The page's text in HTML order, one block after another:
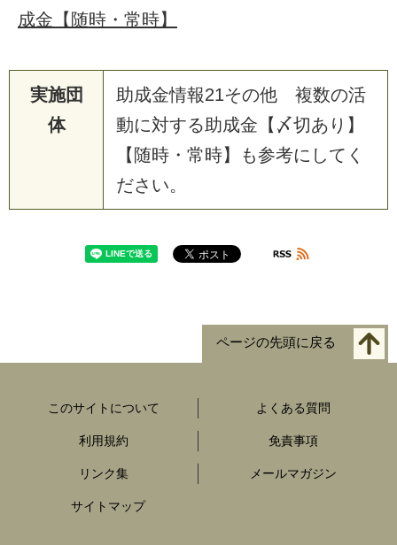
成金【随時・常時】
実施団
体
助成金情報21その他 複数の活
動に対する助成金【〆切あり】
【随時・常時】も参考にしてく
ださい。
ページの先頭に戻る
このサイトについて よくある質問
利用規約 免責事項
リンク集 メールマガジン
サイトマップ